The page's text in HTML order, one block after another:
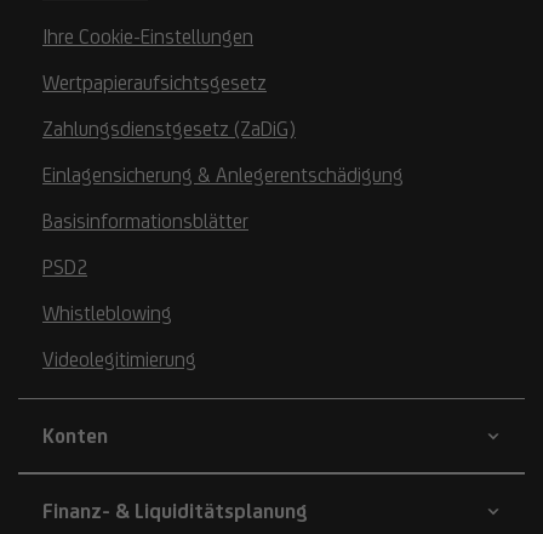
Ihre Cookie-Einstellungen
Wertpapieraufsichtsgesetz
Zahlungsdienstgesetz (ZaDiG)
Einlagensicherung & Anlegerentschädigung
Basisinformationsblätter
PSD2
Whistleblowing
Videolegitimierung
Konten
Finanz- & Liquiditätsplanung